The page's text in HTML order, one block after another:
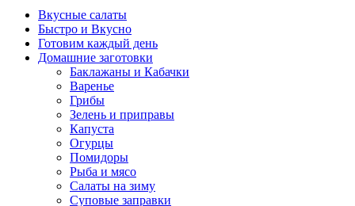
Вкусные салаты
Быстро и Вкусно
Готовим каждый день
Домашние заготовки
Баклажаны и Кабачки
Варенье
Грибы
Зелень и приправы
Капуста
Огурцы
Помидоры
Рыба и мясо
Салаты на зиму
Суповые заправки